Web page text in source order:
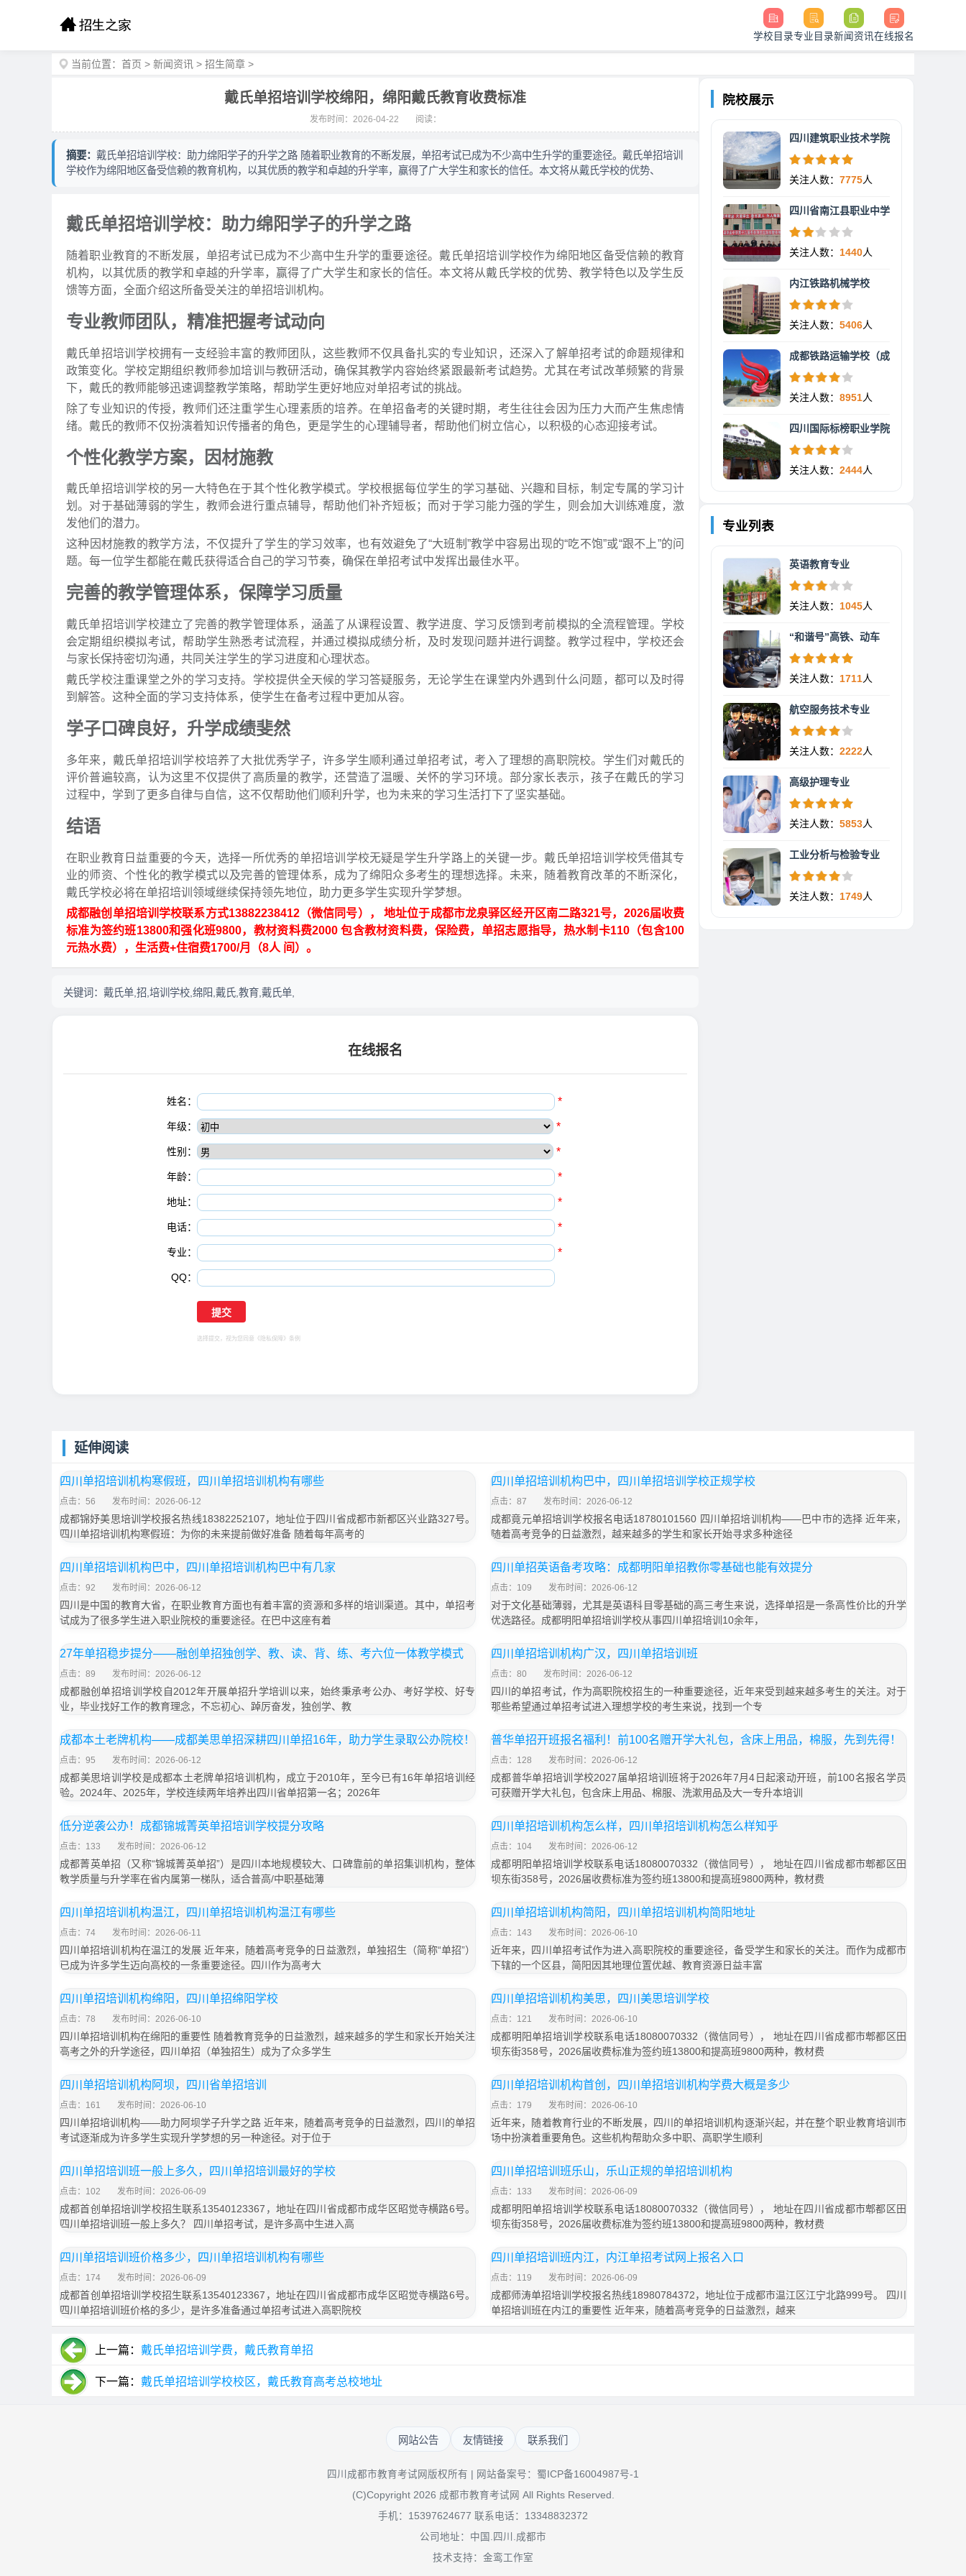
学校目录专业目录新闻资讯在线报名
当前位置： 首页 > 新闻资讯 > 招生简章 >
戴氏单招培训学校绵阳，绵阳戴氏教育收费标准
发布时间：2026-04-22 阅读：
摘要： 戴氏单招培训学校：助力绵阳学子的升学之路 随着职业教育的不断发展，单招考试已成为不少高中生升学的重要途径。戴氏单招培训
学校作为绵阳地区备受信赖的教育机构，以其优质的教学和卓越的升学率，赢得了广大学生和家长的信任。本文将从戴氏学校的优势、
戴氏单招培训学校：助力绵阳学子的升学之路
随着职业教育的不断发展，单招考试已成为不少高中生升学的重要途径。戴氏单招培训学校作为绵阳地区备受信赖的教育
机构，以其优质的教学和卓越的升学率，赢得了广大学生和家长的信任。本文将从戴氏学校的优势、教学特色以及学生反
馈等方面，全面介绍这所备受关注的单招培训机构。
专业教师团队，精准把握考试动向
戴氏单招培训学校拥有一支经验丰富的教师团队，这些教师不仅具备扎实的专业知识，还深入了解单招考试的命题规律和
政策变化。学校定期组织教师参加培训与教研活动，确保其教学内容始终紧跟最新考试趋势。尤其在考试改革频繁的背景
下，戴氏的教师能够迅速调整教学策略，帮助学生更好地应对单招考试的挑战。
除了专业知识的传授，教师们还注重学生心理素质的培养。在单招备考的关键时期，考生往往会因为压力大而产生焦虑情
绪。戴氏的教师不仅扮演着知识传播者的角色，更是学生的心理辅导者，帮助他们树立信心，以积极的心态迎接考试。
个性化教学方案，因材施教
戴氏单招培训学校的另一大特色在于其个性化教学模式。学校根据每位学生的学习基础、兴趣和目标，制定专属的学习计
划。对于基础薄弱的学生，教师会进行重点辅导，帮助他们补齐短板；而对于学习能力强的学生，则会加大训练难度，激
发他们的潜力。
这种因材施教的教学方法，不仅提升了学生的学习效率，也有效避免了“大班制”教学中容易出现的“吃不饱”或“跟不上”的问
题。每一位学生都能在戴氏获得适合自己的学习节奏，确保在单招考试中发挥出最佳水平。
完善的教学管理体系，保障学习质量
戴氏单招培训学校建立了完善的教学管理体系，涵盖了从课程设置、教学进度、学习反馈到考前模拟的全流程管理。学校
会定期组织模拟考试，帮助学生熟悉考试流程，并通过模拟成绩分析，及时发现问题并进行调整。教学过程中，学校还会
与家长保持密切沟通，共同关注学生的学习进度和心理状态。
戴氏学校注重课堂之外的学习支持。学校提供全天候的学习答疑服务，无论学生在课堂内外遇到什么问题，都可以及时得
到解答。这种全面的学习支持体系，使学生在备考过程中更加从容。
学子口碑良好，升学成绩斐然
多年来，戴氏单招培训学校培养了大批优秀学子，许多学生顺利通过单招考试，考入了理想的高职院校。学生们对戴氏的
评价普遍较高，认为这里不仅提供了高质量的教学，还营造了温暖、关怀的学习环境。部分家长表示，孩子在戴氏的学习
过程中，学到了更多自律与自信，这不仅帮助他们顺利升学，也为未来的学习生活打下了坚实基础。
结语
在职业教育日益重要的今天，选择一所优秀的单招培训学校无疑是学生升学路上的关键一步。戴氏单招培训学校凭借其专
业的师资、个性化的教学模式以及完善的管理体系，成为了绵阳众多考生的理想选择。未来，随着教育改革的不断深化，
戴氏学校必将在单招培训领域继续保持领先地位，助力更多学生实现升学梦想。
成都融创单招培训学校联系方式13882238412（微信同号）， 地址位于成都市龙泉驿区经开区南二路321号，2026届收费
标准为签约班13800和强化班9800，教材资料费2000 包含教材资料费，保险费，单招志愿指导，热水制卡110（包含100
元热水费），生活费+住宿费1700/月（8人 间）。
关键词： 戴氏单,招,培训学校,绵阳,戴氏,教育,戴氏单,
在线报名
姓名： *
年级： *
性别： *
年龄： *
地址： *
电话： *
专业： *
QQ：
选择提交，视为您同意 《隐私保障》 条例
院校展示
四川建筑职业技术学院
关注人数： 7775人
四川省南江县职业中学
关注人数： 1440人
内江铁路机械学校
关注人数： 5406人
成都铁路运输学校（成
关注人数： 8951人
四川国际标榜职业学院
关注人数： 2444人
专业列表
英语教育专业
关注人数： 1045人
“和谐号”高铁、动车
关注人数： 1711人
航空服务技术专业
关注人数： 2222人
高级护理专业
关注人数： 5853人
工业分析与检验专业
关注人数： 1749人
延伸阅读
四川单招培训机构寒假班，四川单招培训机构有哪些
点击：56 发布时间：2026-06-12
成都锦妤美思培训学校报名热线18382252107，地址位于四川省成都市新都区兴业路327号。
四川单招培训机构寒假班：为你的未来提前做好准备 随着每年高考的
四川单招培训机构巴中，四川单招培训学校正规学校
点击：87 发布时间：2026-06-12
成都竟元单招培训学校报名电话18780101560 四川单招培训机构——巴中市的选择 近年来，
随着高考竞争的日益激烈，越来越多的学生和家长开始寻求多种途径
四川单招培训机构巴中，四川单招培训机构巴中有几家
点击：92 发布时间：2026-06-12
四川是中国的教育大省，在职业教育方面也有着丰富的资源和多样的培训渠道。其中，单招考
试成为了很多学生进入职业院校的重要途径。在巴中这座有着
四川单招英语备考攻略：成都明阳单招教你零基础也能有效提分
点击：109 发布时间：2026-06-12
对于文化基础薄弱，尤其是英语科目零基础的高三考生来说，选择单招是一条高性价比的升学
优选路径。成都明阳单招培训学校从事四川单招培训10余年，
27年单招稳步提分——融创单招独创学、教、读、背、练、考六位一体教学模式
点击：89 发布时间：2026-06-12
成都融创单招培训学校自2012年开展单招升学培训以来，始终秉承考公办、考好学校、好专
业，毕业找好工作的教育理念，不忘初心、踔厉奋发，独创学、教
四川单招培训机构广汉，四川单招培训班
点击：80 发布时间：2026-06-12
四川的单招考试，作为高职院校招生的一种重要途径，近年来受到越来越多考生的关注。对于
那些希望通过单招考试进入理想学校的考生来说，找到一个专
成都本土老牌机构——成都美思单招深耕四川单招16年，助力学生录取公办院校！
点击：95 发布时间：2026-06-12
成都美思培训学校是成都本土老牌单招培训机构，成立于2010年，至今已有16年单招培训经
验。2024年、2025年，学校连续两年培养出四川省单招第一名；2026年
普华单招开班报名福利！前100名赠开学大礼包，含床上用品，棉服，先到先得！
点击：128 发布时间：2026-06-12
成都普华单招培训学校2027届单招培训班将于2026年7月4日起滚动开班，前100名报名学员
可获赠开学大礼包，包含床上用品、棉服、洗漱用品及大一专升本培训
低分逆袭公办！成都锦城菁英单招培训学校提分攻略
点击：133 发布时间：2026-06-12
成都菁英单招（又称“锦城菁英单招”）是四川本地规模较大、口碑靠前的单招集训机构，整体
教学质量与升学率在省内属第一梯队，适合普高/中职基础薄
四川单招培训机构怎么样，四川单招培训机构怎么样知乎
点击：104 发布时间：2026-06-12
成都明阳单招培训学校联系电话18080070332（微信同号）， 地址在四川省成都市郫都区田
坝东街358号，2026届收费标准为签约班13800和提高班9800两种，教材费
四川单招培训机构温江，四川单招培训机构温江有哪些
点击：74 发布时间：2026-06-11
四川单招培训机构在温江的发展 近年来，随着高考竞争的日益激烈，单独招生（简称“单招”）
已成为许多学生迈向高校的一条重要途径。四川作为高考大
四川单招培训机构简阳，四川单招培训机构简阳地址
点击：143 发布时间：2026-06-10
近年来，四川单招考试作为进入高职院校的重要途径，备受学生和家长的关注。而作为成都市
下辖的一个区县，简阳因其地理位置优越、教育资源日益丰富
四川单招培训机构绵阳，四川单招绵阳学校
点击：78 发布时间：2026-06-10
四川单招培训机构在绵阳的重要性 随着教育竞争的日益激烈，越来越多的学生和家长开始关注
高考之外的升学途径，四川单招（单独招生）成为了众多学生
四川单招培训机构美思，四川美思培训学校
点击：121 发布时间：2026-06-10
成都明阳单招培训学校联系电话18080070332（微信同号）， 地址在四川省成都市郫都区田
坝东街358号，2026届收费标准为签约班13800和提高班9800两种，教材费
四川单招培训机构阿坝，四川省单招培训
点击：161 发布时间：2026-06-10
四川单招培训机构——助力阿坝学子升学之路 近年来，随着高考竞争的日益激烈，四川的单招
考试逐渐成为许多学生实现升学梦想的另一种途径。对于位于
四川单招培训机构首创，四川单招培训机构学费大概是多少
点击：179 发布时间：2026-06-10
近年来，随着教育行业的不断发展，四川的单招培训机构逐渐兴起，并在整个职业教育培训市
场中扮演着重要角色。这些机构帮助众多中职、高职学生顺利
四川单招培训班一般上多久，四川单招培训最好的学校
点击：102 发布时间：2026-06-09
成都首创单招培训学校招生联系13540123367，地址在四川省成都市成华区昭觉寺横路6号。
四川单招培训班一般上多久？ 四川单招考试，是许多高中生进入高
四川单招培训班乐山，乐山正规的单招培训机构
点击：133 发布时间：2026-06-09
成都明阳单招培训学校联系电话18080070332（微信同号）， 地址在四川省成都市郫都区田
坝东街358号，2026届收费标准为签约班13800和提高班9800两种，教材费
四川单招培训班价格多少，四川单招培训机构有哪些
点击：174 发布时间：2026-06-09
成都首创单招培训学校招生联系13540123367，地址在四川省成都市成华区昭觉寺横路6号。
四川单招培训班价格的多少，是许多准备通过单招考试进入高职院校
四川单招培训班内江，内江单招考试网上报名入口
点击：119 发布时间：2026-06-09
成都师涛单招培训学校报名热线18980784372，地址位于成都市温江区江宁北路999号。 四川
单招培训班在内江的重要性 近年来，随着高考竞争的日益激烈，越来
上一篇： 戴氏单招培训学费，戴氏教育单招
下一篇： 戴氏单招培训学校校区，戴氏教育高考总校地址
网站公告 友情链接 联系我们
四川成都市教育考试网版权所有 | 网站备案号： 蜀ICP备16004987号-1
(C)Copyright 2026 成都市教育考试网 All Rights Reserved.
手机：15397624677 联系电话：13348832372
公司地址：中国.四川.成都市
技术支持：金鸾工作室